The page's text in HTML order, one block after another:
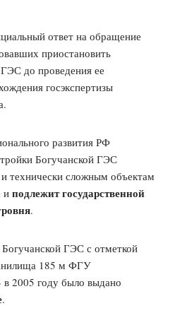
ответ на обращение
приостановить
до проведения ее
госэкспертизы
развития РФ
Богучанской ГЭС
технически сложным объектам
и подлежит государственной
.
ГЭС с отметкой
185 м ФГУ
в 2005 году было выдано
.